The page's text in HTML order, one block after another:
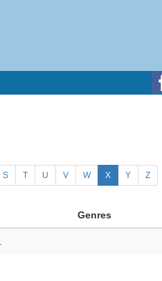
S T U V W X Y Z
Genres